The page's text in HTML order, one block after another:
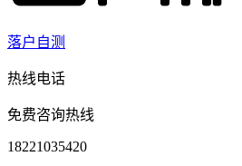
落户自测
热线电话
免费咨询热线
18221035420